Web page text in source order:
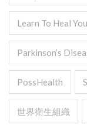
Learn To Heal
Parkinson’s
PossHealth
世界衛生組織